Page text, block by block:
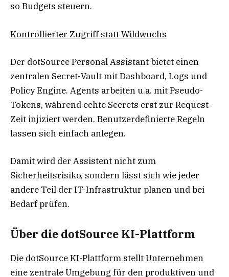
so Budgets steuern.
Kontrollierter Zugriff statt Wildwuchs
Der dotSource Personal Assistant bietet einen
zentralen Secret-Vault mit Dashboard, Logs und
Policy Engine. Agents arbeiten u.a. mit Pseudo-
Tokens, während echte Secrets erst zur Request-
Zeit injiziert werden. Benutzerdefinierte Regeln
lassen sich einfach anlegen.
Damit wird der Assistent nicht zum
Sicherheitsrisiko, sondern lässt sich wie jeder
andere Teil der IT-Infrastruktur planen und bei
Bedarf prüfen.
Über die dotSource KI-Plattform
Die dotSource KI-Plattform stellt Unternehmen
eine zentrale Umgebung für den produktiven und